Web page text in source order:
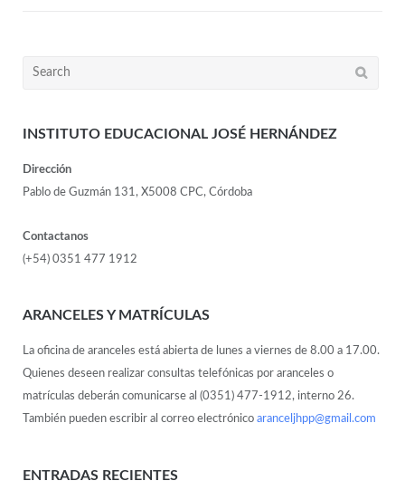
INSTITUTO EDUCACIONAL JOSÉ HERNÁNDEZ
Dirección
Pablo de Guzmán 131, X5008 CPC, Córdoba
Contactanos
(+54) 0351 477 1912
ARANCELES Y MATRÍCULAS
La oficina de aranceles está abierta de lunes a viernes de 8.00 a 17.00.
Quienes deseen realizar consultas telefónicas por aranceles o
matrículas deberán comunicarse al (0351) 477-1912, interno 26.
También pueden escribir al correo electrónico aranceljhpp@gmail.com
ENTRADAS RECIENTES